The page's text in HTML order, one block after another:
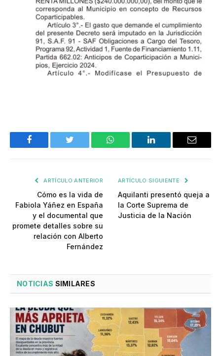
Facebook Twitter WhatsApp LinkedIn Email
ARTÍCULO ANTERIOR
Cómo es la vida de
Fabiola Yáñez en España
y el documental que
promete detalles sobre su
relación con Alberto
Fernández
ARTÍCULO SIGUIENTE
Aquilanti presentó queja a
la Corte Suprema de
Justicia de la Nación
NOTICIAS SIMILARES